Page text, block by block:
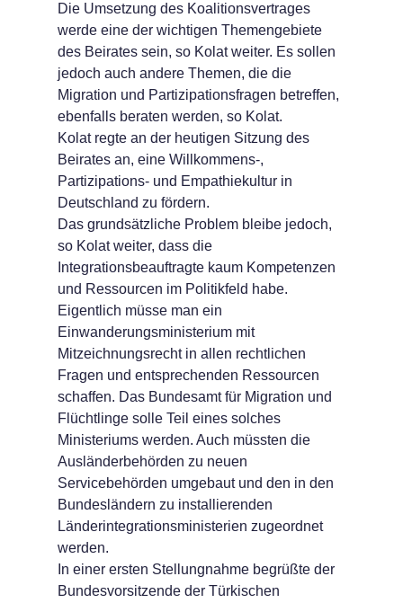
Die Umsetzung des Koalitionsvertrages
werde eine der wichtigen Themengebiete
des Beirates sein, so Kolat weiter. Es sollen
jedoch auch andere Themen, die die
Migration und Partizipationsfragen betreffen,
ebenfalls beraten werden, so Kolat.
Kolat regte an der heutigen Sitzung des
Beirates an, eine Willkommens-,
Partizipations- und Empathiekultur in
Deutschland zu fördern.
Das grundsätzliche Problem bleibe jedoch,
so Kolat weiter, dass die
Integrationsbeauftragte kaum Kompetenzen
und Ressourcen im Politikfeld habe.
Eigentlich müsse man ein
Einwanderungsministerium mit
Mitzeichnungsrecht in allen rechtlichen
Fragen und entsprechenden Ressourcen
schaffen. Das Bundesamt für Migration und
Flüchtlinge solle Teil eines solches
Ministeriums werden. Auch müssten die
Ausländerbehörden zu neuen
Servicebehörden umgebaut und den in den
Bundesländern zu installierenden
Länderintegrationsministerien zugeordnet
werden.
In einer ersten Stellungnahme begrüßte der
Bundesvorsitzende der Türkischen